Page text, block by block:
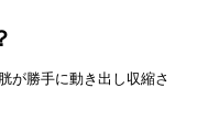
が勝手に動き出し収縮さ